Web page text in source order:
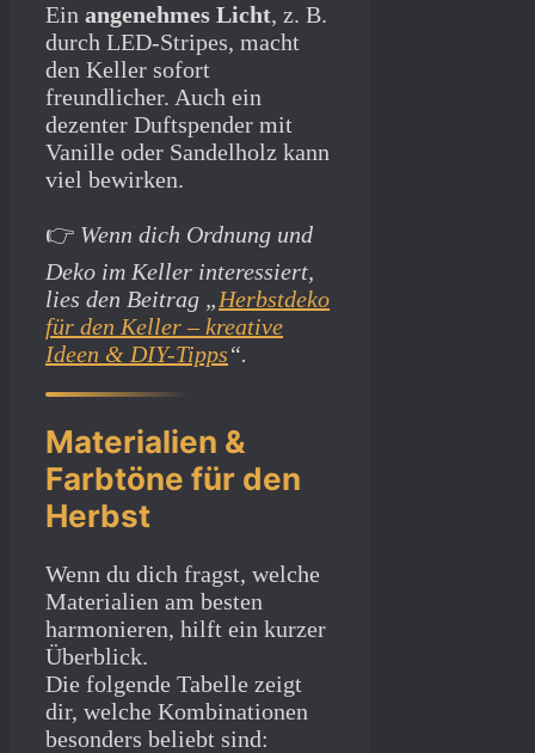
Ein angenehmes Licht, z. B.
durch LED-Stripes, macht
den Keller sofort
freundlicher. Auch ein
dezenter Duftspender mit
Vanille oder Sandelholz kann
viel bewirken.
👉 Wenn dich Ordnung und
Deko im Keller interessiert,
lies den Beitrag „Herbstdeko
für den Keller – kreative
Ideen & DIY-Tipps“.
Materialien &
Farbtöne für den
Herbst
Wenn du dich fragst, welche
Materialien am besten
harmonieren, hilft ein kurzer
Überblick.
Die folgende Tabelle zeigt
dir, welche Kombinationen
besonders beliebt sind: